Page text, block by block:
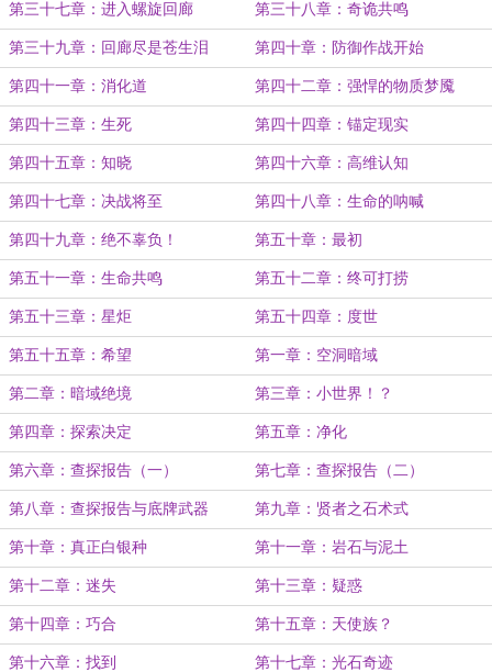
第三十七章：进入螺旋回廊 第三十八章：奇诡共鸣
第三十九章：回廊尽是苍生泪 第四十章：防御作战开始
第四十一章：消化道 第四十二章：强悍的物质梦魇
第四十三章：生死 第四十四章：锚定现实
第四十五章：知晓 第四十六章：高维认知
第四十七章：决战将至 第四十八章：生命的呐喊
第四十九章：绝不辜负！ 第五十章：最初
第五十一章：生命共鸣 第五十二章：终可打捞
第五十三章：星炬 第五十四章：度世
第五十五章：希望 第一章：空洞暗域
第二章：暗域绝境 第三章：小世界！？
第四章：探索决定 第五章：净化
第六章：查探报告（一） 第七章：查探报告（二）
第八章：查探报告与底牌武器 第九章：贤者之石术式
第十章：真正白银种 第十一章：岩石与泥土
第十二章：迷失 第十三章：疑惑
第十四章：巧合 第十五章：天使族？
第十六章：找到 第十七章：光石奇迹